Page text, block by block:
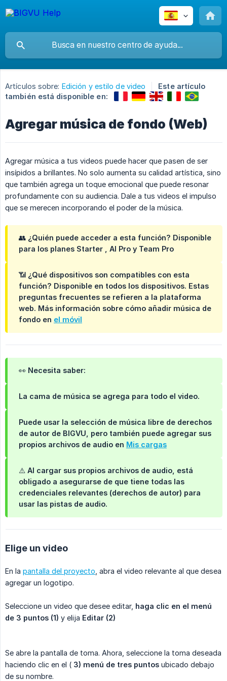
Artículos sobre: Edición y estilo de video
Este artículo
también está disponible en:
Agregar música de fondo (Web)
Agregar música a tus videos puede hacer que pasen de ser
insípidos a brillantes. No solo aumenta su calidad artística, sino
que también agrega un toque emocional que puede resonar
profundamente con su audiencia. Dale a tus videos el impulso
que se merecen incorporando el poder de la música.
👥 ¿Quién puede acceder a esta función? Disponible
para los planes Starter AI Pro y Team Pro
📶 ¿Qué dispositivos son compatibles con esta
función? Disponible en todos los dispositivos. Estas
preguntas frecuentes se refieren a la plataforma
web. Más información sobre cómo añadir música de
fondo en el móvil
👀 Necesita saber:
La cama de música se agrega para todo el video.
Puede usar la selección de música libre de derechos
de autor de BIGVU, pero también puede agregar sus
propios archivos de audio en Mis cargas
⚠️ Al cargar sus propios archivos de audio, está
obligado a asegurarse de que tiene todas las
credenciales relevantes (derechos de autor) para
usar las pistas de audio.
Elige un video
En la pantalla del proyecto , abra el video relevante al que desea
agregar un logotipo.
Seleccione un video que desee editar, haga clic en el menú
de 3 puntos (1) y elija Editar (2)
Se abre la pantalla de toma. Ahora, seleccione la toma deseada
haciendo clic en el ( 3) menú de tres puntos ubicado debajo
de su nombre.